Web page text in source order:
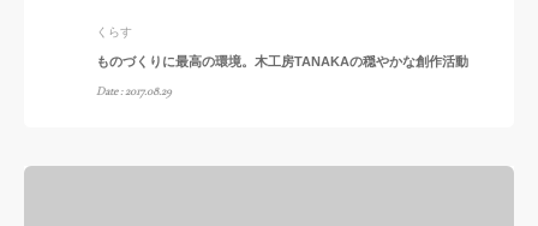
くらす
ものづくりに最高の環境。木工房TANAKAの穏やかな創作活動
Date : 2017.08.29